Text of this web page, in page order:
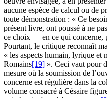
aucune espèce de calcul ou de
toute démonstration : « Ce
présent livre, ont poussé à ne
ce choix — en ce qui concerne,
Pourtant, le critique reconnaît
« les aspects humain, lyrique et
Romains[19] ». Ceci vaut pour
mesure où la soumission de
concerne est régulière dans la
volume consacré à Césaire